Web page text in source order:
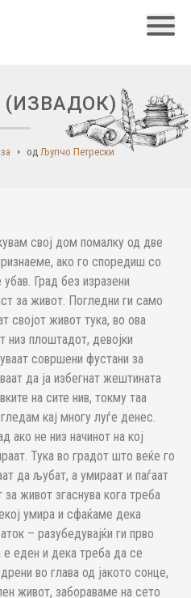
(ИЗВАДОК)
од Љупчо Петрески
свој дом помалку од две
ако го споредиш со
Град без изразени
за живот. Погледни ги само
својот живот тука, во ова
низ плоштадот, девојки
совршени фустани за
да ја избегнат жештината
на сите нив, токму таа
кај многу луѓе денес.
ако не низ начинот на кој
Тука во градот што веќе го
да љубат, а умираат и паѓаат
живот згаснува кога треба
умира и сфаќаме дека
– разубедувајќи ги прво
е еден и дека треба да се
во глава од јакото сонце,
живот, забораваме на сето